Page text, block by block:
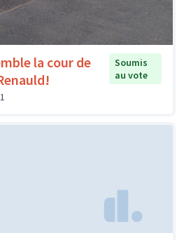
la cour de
Soumis
au vote
1